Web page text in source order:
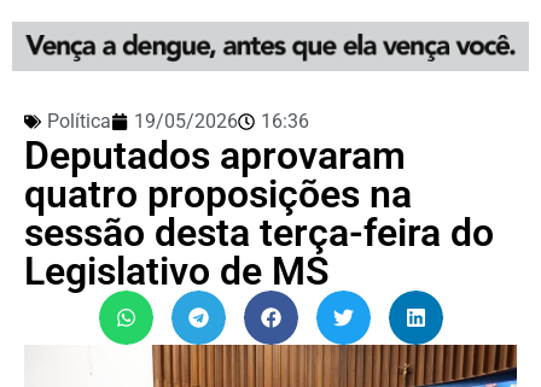
Política 19/05/2026 16:36
Deputados aprovaram
quatro proposições na
sessão desta terça-feira do
Legislativo de MS